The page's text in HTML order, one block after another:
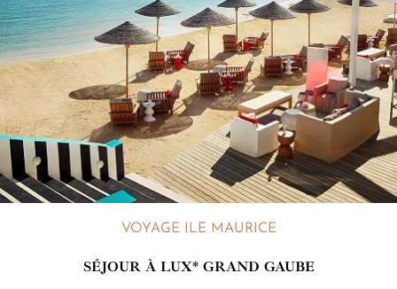
VOYAGE ILE MAURICE
SÉJOUR À LUX* GRAND GAUBE